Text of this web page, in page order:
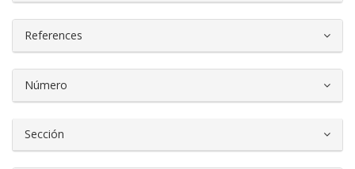
References
Número
Sección